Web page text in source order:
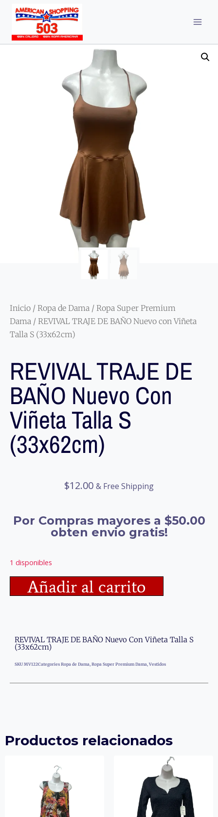
Inicio / Ropa de Dama / Ropa Super Premium
Dama / REVIVAL TRAJE DE BAÑO Nuevo con Viñeta
Talla S (33x62cm)
REVIVAL TRAJE DE
BAÑO Nuevo Con
Viñeta Talla S
(33x62cm)
$12.00 & Free Shipping
Por Compras mayores a $50.00
obten envio gratis!
1 disponibles
Añadir al carrito
REVIVAL TRAJE DE BAÑO Nuevo Con Viñeta Talla S
(33x62cm)
SKU MV122Categories Ropa de Dama, Ropa Super Premium Dama, Vestidos
Productos relacionados